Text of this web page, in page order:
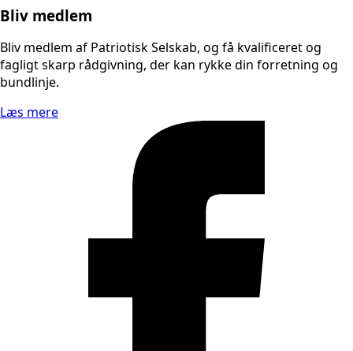
Bliv medlem
Bliv medlem af Patriotisk Selskab, og få kvalificeret og
fagligt skarp rådgivning, der kan rykke din forretning og
bundlinje.
Læs mere